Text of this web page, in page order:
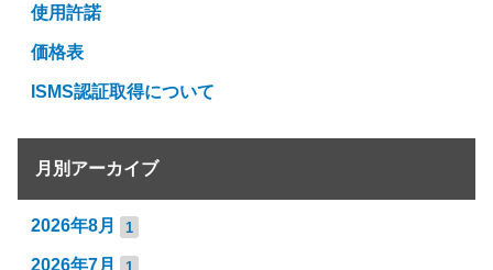
使用許諾
価格表
ISMS認証取得について
月別アーカイブ
2026年8月 1
2026年7月 1